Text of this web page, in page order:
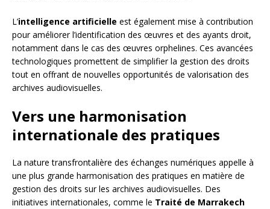
L’intelligence artificielle est également mise à contribution
pour améliorer l’identification des œuvres et des ayants droit,
notamment dans le cas des œuvres orphelines. Ces avancées
technologiques promettent de simplifier la gestion des droits
tout en offrant de nouvelles opportunités de valorisation des
archives audiovisuelles.
Vers une harmonisation
internationale des pratiques
La nature transfrontalière des échanges numériques appelle à
une plus grande harmonisation des pratiques en matière de
gestion des droits sur les archives audiovisuelles. Des
initiatives internationales, comme le Traité de Marrakech